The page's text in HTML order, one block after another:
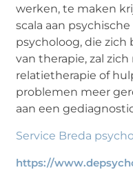
werken, te maken
scala aan
psycholoog, die
van therapie, zal
relatietherapie of
problemen meer
aan een
Service Breda
https://